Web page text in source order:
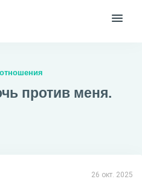
против меня.
26 окт. 2025